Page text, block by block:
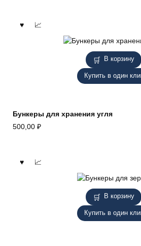
В корзину
Купить в один
Бункеры для хранения угля
500,00 ₽
В корзину
Купить в один